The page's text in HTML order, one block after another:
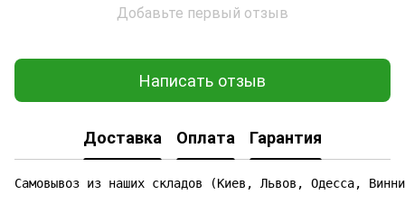
Добавьте первый отзыв
Написать отзыв
Доставка Оплата Гарантия
Самовывоз из наших складов (Киев, Львов, Одесса,